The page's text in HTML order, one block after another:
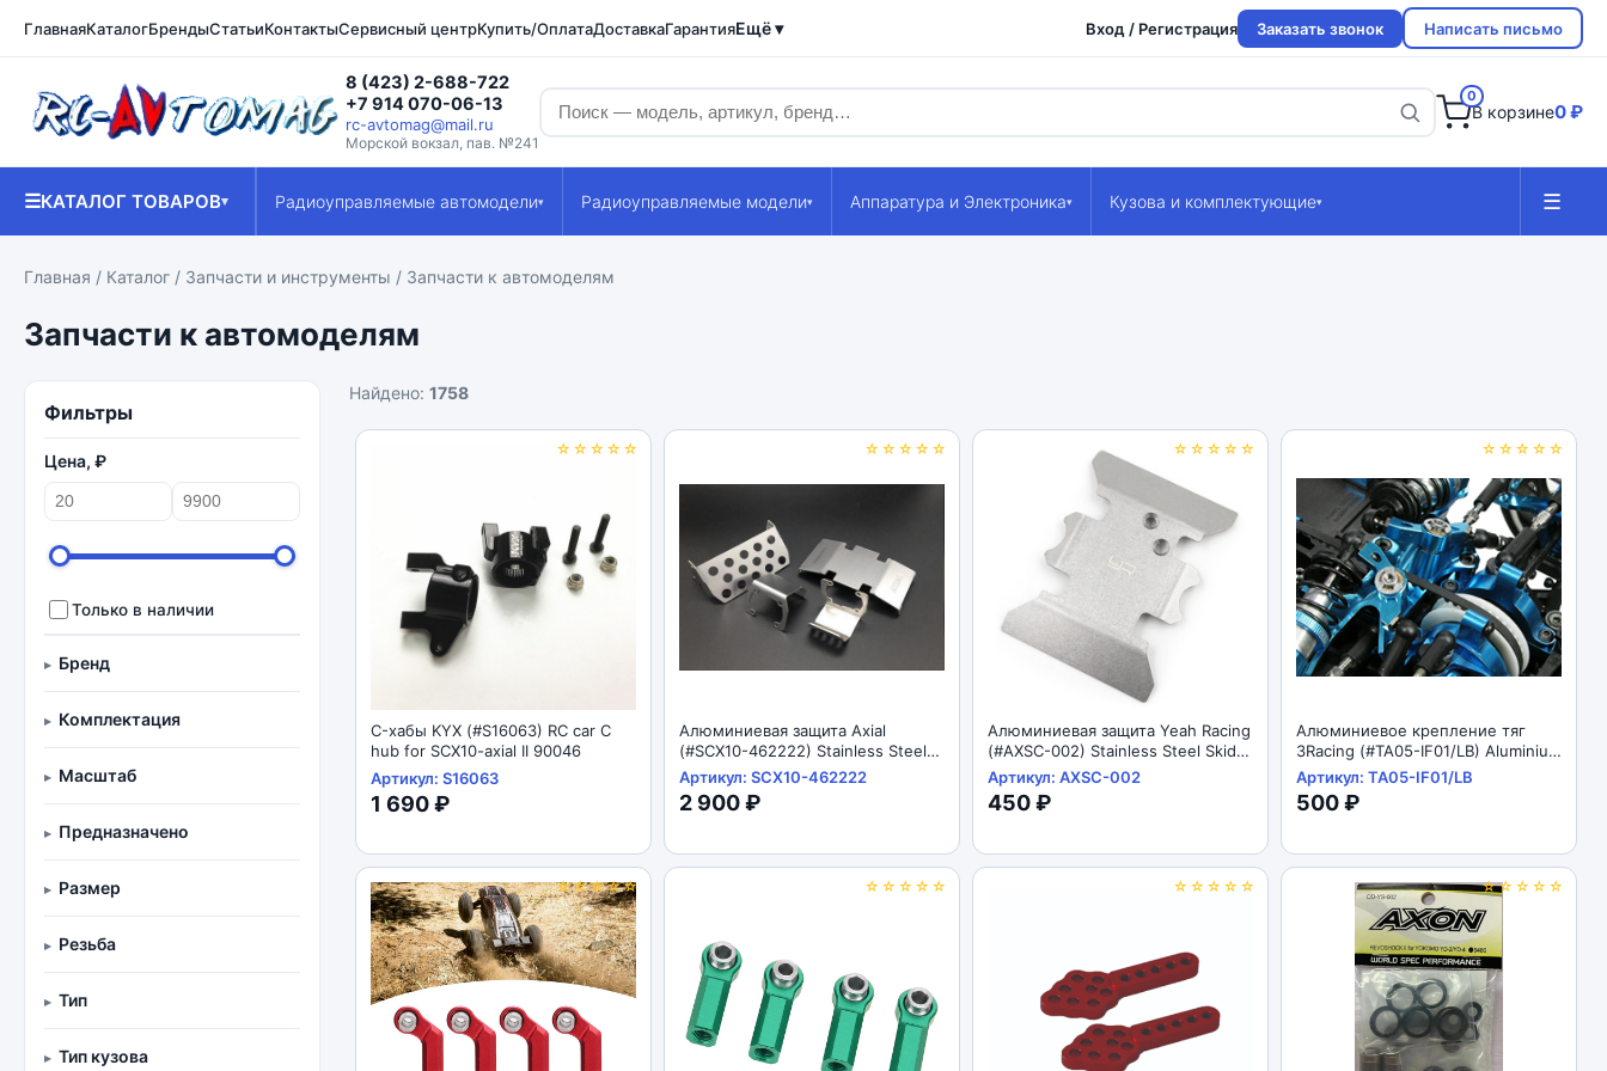
ГлавнаяКаталогБрендыСтатьиКонтактыСервисный центрКупить/ОплатаДоставкаГарантияЕщё ▾ Вход / Регистрация Заказать звонок Написать письмо
8 (423) 2-688-722
+7 914 070-06-13
rc-avtomag@mail.ru
Морской вокзал, пав. №241
0
В корзине0 ₽
☰КАТАЛОГ ТОВАРОВ▾ Радиоуправляемые автомодели▾ Радиоуправляемые модели▾ Аппаратура и Электроника▾ Кузова и комплектующие▾ ☰
Главная / Каталог / Запчасти и инструменты / Запчасти к автомоделям
Запчасти к автомоделям
Фильтры
Цена, ₽
Только в наличии
Бренд
Комплектация
Масштаб
Предназначено
Размер
Резьба
Тип
Тип кузова
Найдено: 1758
☆☆☆☆☆
C-хабы KYX (#S16063) RC car C
hub for SCX10-axial II 90046
Артикул: S16063
1 690 ₽
☆☆☆☆☆
Алюминиевая защита Axial
(#SCX10-462222) Stainless Steel
Skid Plate For For Axial SCX10 II
AX90046
Артикул: SCX10-462222
2 900 ₽
☆☆☆☆☆
Алюминиевая защита Yeah Racing
(#AXSC-002) Stainless Steel Skid
Plate For For Axial SCX10 II
AX90046
Артикул: AXSC-002
450 ₽
☆☆☆☆☆
Алюминиевое крепление тяг
3Racing (#TA05-IF01/LB) Aluminium
Mixing Arm For TA-05IFS
Артикул: TA05-IF01/LB
500 ₽
☆☆☆☆☆ ☆☆☆☆☆ ☆☆☆☆☆ ☆☆☆☆☆